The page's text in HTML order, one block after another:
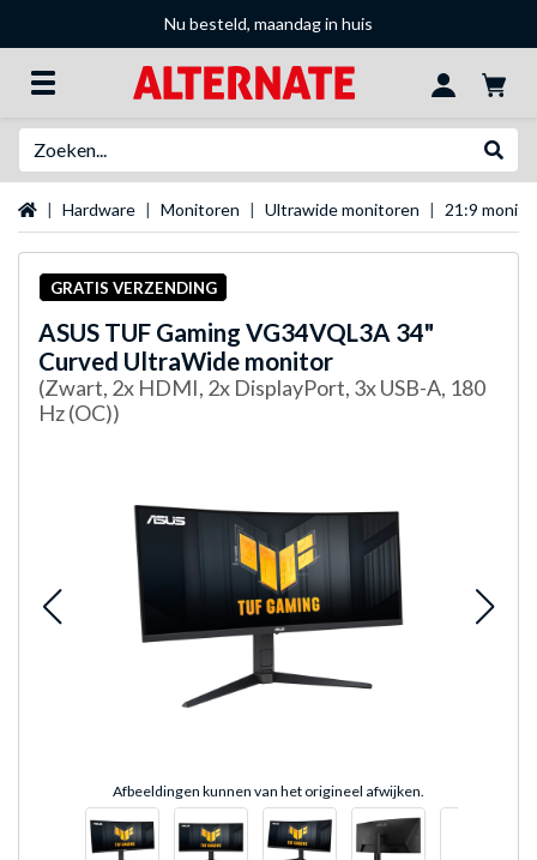
Nu besteld, maandag in huis
Startpagina
Hardware Monitoren Ultrawide monitoren 21:9
GRATIS VERZENDING
ASUS TUF Gaming VG34VQL3A 34"
Curved UltraWide monitor
(Zwart, 2x HDMI, 2x DisplayPort, 3x USB-A, 180
Hz (OC))
Afbeeldingen kunnen van het origineel afwijken.